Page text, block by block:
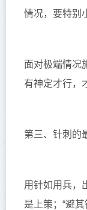
情况，要特别
面对极端情况
有神定才行，
第三、针刺的
用针如用兵，
是上策；“避其